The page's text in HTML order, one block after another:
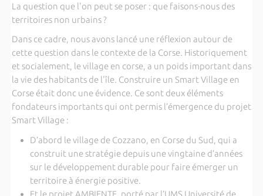
La question que l'on peut se poser : que faisons-nous des
territoires non urbains ?
Dans ce cadre, nous avons lancé une réflexion autour de
cette question dans le contexte de la Corse. Historiquement
et socialement, le village en corse, a un poids important dans
la vie des habitants de l'île. Construire un Smart Village en
Corse était donc une évidence. Ce sont deux éléments
fondateurs importants qui ont permis l’émergence du projet
Smart Village :
D’abord le village de Cozzano, en Corse du Sud, qui a
construit une stratégie depuis une vingtaine d’années
sur le développement durable pour faire émerger un
territoire à énergie positive.
Et le projet AMBIENTE, porté par l’UMS Université de